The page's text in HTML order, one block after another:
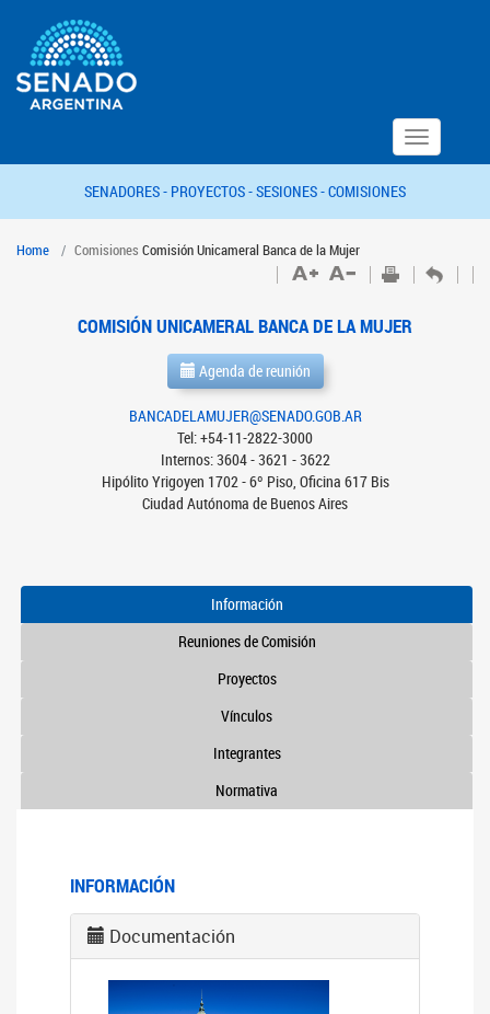
Toggle
navigation
SENADORES - PROYECTOS -SESIONES -COMISIONES
Home Comisiones Comisión Unicameral Banca de la Mujer
COMISIÓN UNICAMERAL BANCA DE LA MUJER
Agenda de reunión
BANCADELAMUJER@SENADO.GOB.AR
Tel: +54-11-2822-3000
Internos: 3604 - 3621 - 3622
Hipólito Yrigoyen 1702 - 6º Piso, Oficina 617 Bis
Ciudad Autónoma de Buenos Aires
Información
Reuniones de Comisión
Proyectos
Vínculos
Integrantes
Normativa
INFORMACIÓN
Documentación